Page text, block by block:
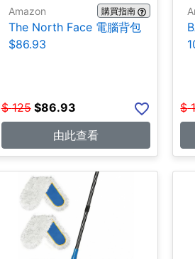
Amazon 購買指南
The North Face 電腦背包
$86.93
$ 125 $86.93
由此查看
$